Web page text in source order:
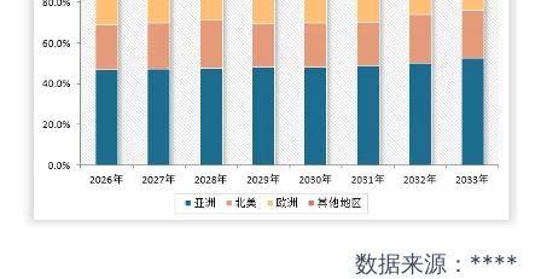
数据来源：****